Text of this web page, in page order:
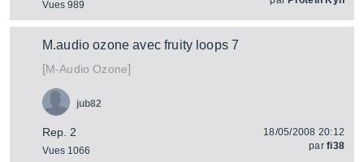
Vues 989
M.audio ozone avec fruity loops 7
[M-Audio Ozone]
Rep. 2
Vues 1066
jub82
18/05/2008 20:12
parfi38